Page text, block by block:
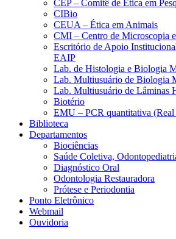
CEP – Comitê de Ética em
CIBio
CEUA – Ética em Animais
CMI – Centro de Microscopia
Escritório de Apoio
EAIP
Lab. de Histologia e Biologia
Lab. Multiusuário de Biologia
Lab. Multiusuário de Lâminas
Biotério
EMU – PCR quantitativa
Biblioteca
Departamentos
Biociências
Saúde Coletiva,
Diagnóstico Oral
Odontologia Restauradora
Prótese e Periodontia
Ponto Eletrônico
Webmail
Ouvidoria